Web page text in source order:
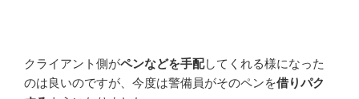
クライアント側がペンなどを手配してくれる様になった
のは良いのですが、今度は警備員がそのペンを借りパク